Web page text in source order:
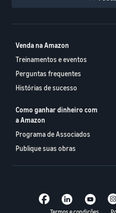
Venda na Amazon
Treinamentos e eventos
Perguntas frequentes
Histórias de sucesso
Como ganhar dinheiro com
a Amazon
Programa de Associados
Publique suas obras